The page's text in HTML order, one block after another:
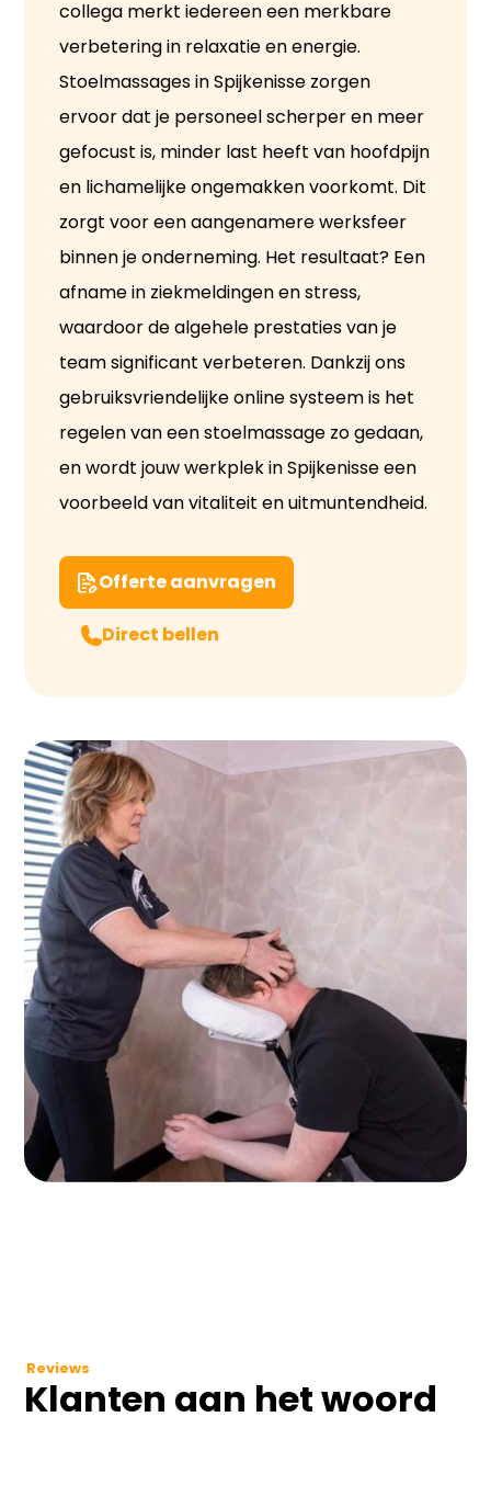
collega merkt iedereen een merkbare
verbetering in relaxatie en energie.
Stoelmassages in Spijkenisse zorgen
ervoor dat je personeel scherper en meer
gefocust is, minder last heeft van hoofdpijn
en lichamelijke ongemakken voorkomt. Dit
zorgt voor een aangenamere werksfeer
binnen je onderneming. Het resultaat? Een
afname in ziekmeldingen en stress,
waardoor de algehele prestaties van je
team significant verbeteren. Dankzij ons
gebruiksvriendelijke online systeem is het
regelen van een stoelmassage zo gedaan,
en wordt jouw werkplek in Spijkenisse een
voorbeeld van vitaliteit en uitmuntendheid.
Offerte aanvragen
Direct bellen
Reviews
Klanten aan het woord